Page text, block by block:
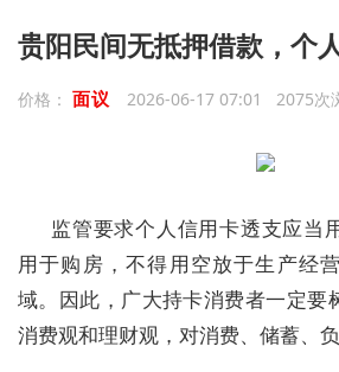
贵阳民间无抵押借款，个
价格： 面议 2026-06-17 07:01 2075次
监管要求个人信用卡透支应当
用于购房，不得用空放于生产经
域。因此，广大持卡消费者一定要
消费观和理财观，对消费、储蓄、